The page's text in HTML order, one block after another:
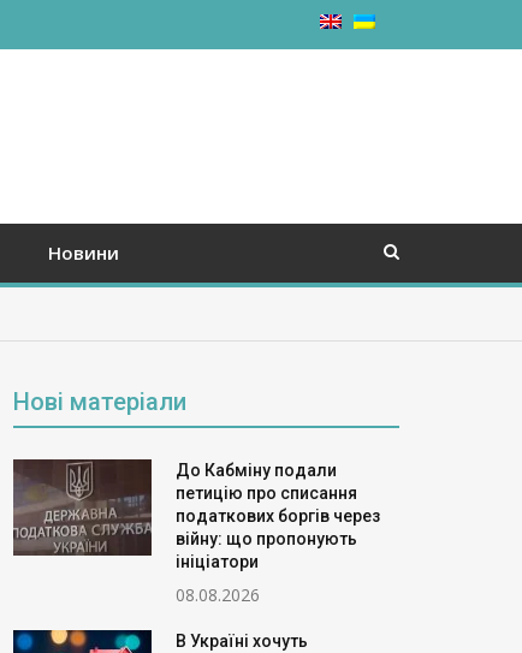
Новини
Нові матеріали
До Кабміну подали
петицію про списання
податкових боргів через
війну: що пропонують
ініціатори
08.08.2026
В Україні хочуть